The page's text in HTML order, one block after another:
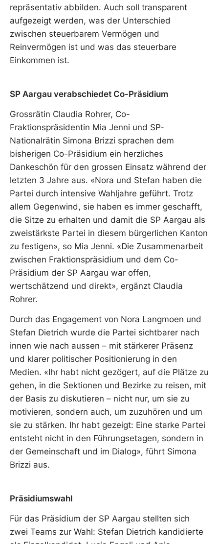
repräsentativ abbilden. Auch soll transparent
aufgezeigt werden, was der Unterschied
zwischen steuerbarem Vermögen und
Reinvermögen ist und was das steuerbare
Einkommen ist.
SP Aargau verabschiedet Co-Präsidium
Grossrätin Claudia Rohrer, Co-
Fraktionspräsidentin Mia Jenni und SP-
Nationalrätin Simona Brizzi sprachen dem
bisherigen Co-Präsidium ein herzliches
Dankeschön für den grossen Einsatz während der
letzten 3 Jahre aus. «Nora und Stefan haben die
Partei durch intensive Wahljahre geführt. Trotz
allem Gegenwind, sie haben es immer geschafft,
die Sitze zu erhalten und damit die SP Aargau als
zweistärkste Partei in diesem bürgerlichen Kanton
zu festigen», so Mia Jenni. «Die Zusammenarbeit
zwischen Fraktionspräsidium und dem Co-
Präsidium der SP Aargau war offen,
wertschätzend und direkt», ergänzt Claudia
Rohrer.
Durch das Engagement von Nora Langmoen und
Stefan Dietrich wurde die Partei sichtbarer nach
innen wie nach aussen – mit stärkerer Präsenz
und klarer politischer Positionierung in den
Medien. «Ihr habt nicht gezögert, auf die Plätze zu
gehen, in die Sektionen und Bezirke zu reisen, mit
der Basis zu diskutieren – nicht nur, um sie zu
motivieren, sondern auch, um zuzuhören und um
sie zu stärken. Ihr habt gezeigt: Eine starke Partei
entsteht nicht in den Führungsetagen, sondern in
der Gemeinschaft und im Dialog», führt Simona
Brizzi aus.
Präsidiumswahl
Für das Präsidium der SP Aargau stellten sich
zwei Teams zur Wahl: Stefan Dietrich kandidierte